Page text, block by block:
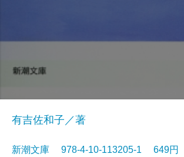
有吉佐和子／著
新潮文庫 978-4-10-113205-1 649円